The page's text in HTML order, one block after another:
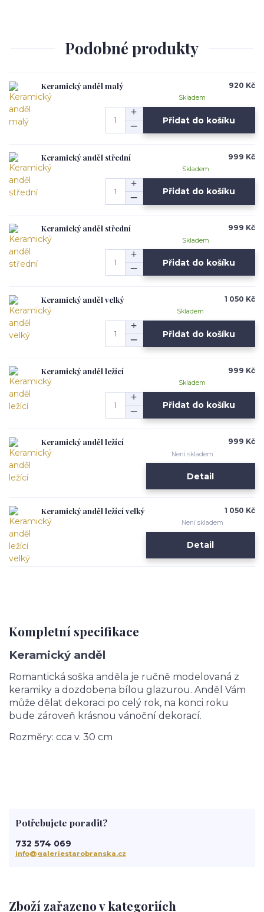
Podobné produkty
Keramický anděl malý 920 Kč
Skladem
Přidat do košíku
Keramický anděl střední 999 Kč
Skladem
Přidat do košíku
Keramický anděl střední 999 Kč
Skladem
Přidat do košíku
Keramický anděl velký 1 050 Kč
Skladem
Přidat do košíku
Keramický anděl ležící 999 Kč
Skladem
Přidat do košíku
Keramický anděl ležící 999 Kč
Není skladem
Detail
Keramický anděl ležící velký 1 050 Kč
Není skladem
Detail
Kompletní specifikace
Keramický anděl
Romantická soška anděla je ručně modelovaná z
keramiky a dozdobena bílou glazurou. Anděl Vám
může dělat dekoraci po celý rok, na konci roku
bude zároveň krásnou vánoční dekorací.
Rozměry: cca v. 30 cm
Zboží zařazeno v kategoriích
Potřebujete poradit?
732 574 069
info@galeriestarobranska.cz